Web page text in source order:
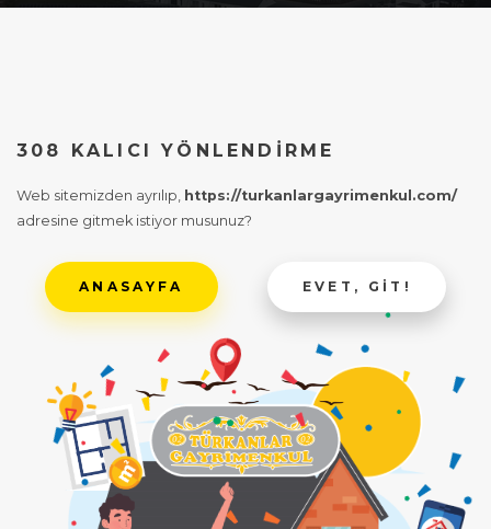
308 KALICI YÖNLENDIRME
Web sitemizden ayrılıp, https://turkanlargayrimenkul.com/
adresine gitmek istiyor musunuz?
ANASAYFA EVET, GIT!